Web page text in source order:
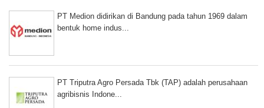
PT Medion didirikan di Bandung pada tahun 1969 dalam
bentuk home indus...
PT Triputra Agro Persada Tbk (TAP) adalah perusahaan
agribisnis Indone...